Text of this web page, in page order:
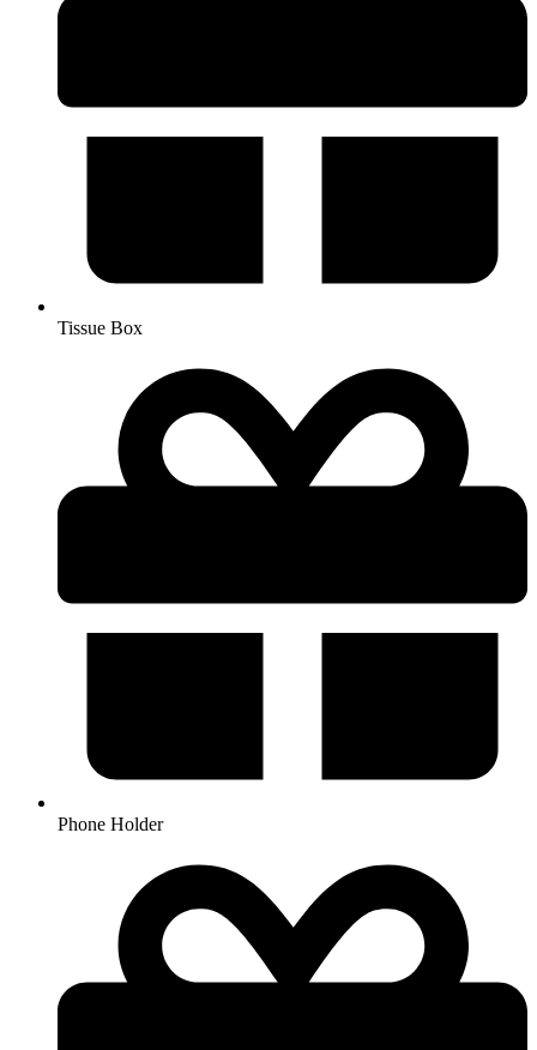
Tissue Box
Phone Holder